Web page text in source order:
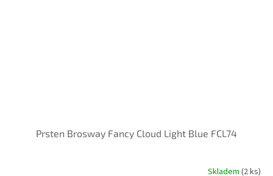
Prsten Brosway Fancy Cloud Light Blue FCL74
Skladem (2 ks)